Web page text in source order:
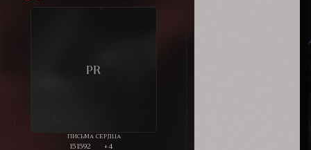
151592 +4